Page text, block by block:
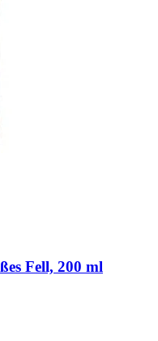
Fell, 200 ml